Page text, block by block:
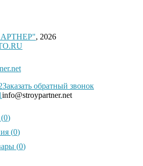
, 2026
Заказать обратный звонок
info@stroypartner.net
(0)
(0)
(0)